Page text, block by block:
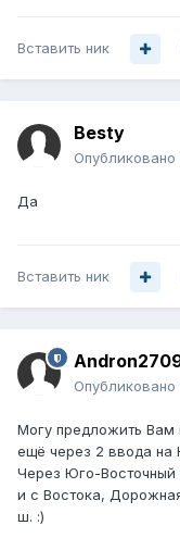
Вставить ник
Besty
Опубликовано
Да
Вставить ник
Опубликовано
Могу предложить Вам
ещё через 2 ввода на
Через Юго-
и с Востока,
ш. :)